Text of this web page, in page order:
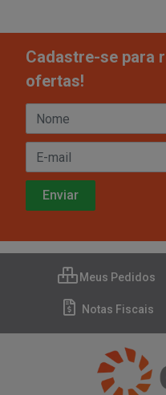
Cadastre-se para
ofertas!
Meus Pedidos
Notas Fiscais